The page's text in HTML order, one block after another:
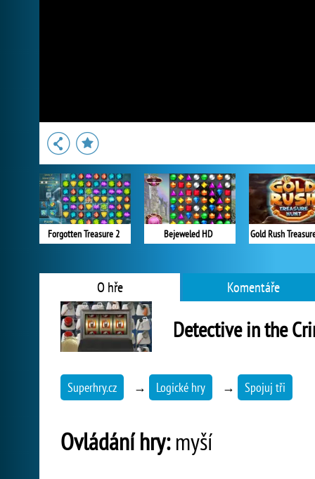
Forgotten Treasure 2 Bejeweled HD Gold Rush
O hře Komentáře
Detective in the
Superhry.cz → Logické hry → Spojuj tři
Ovládání hry:myší